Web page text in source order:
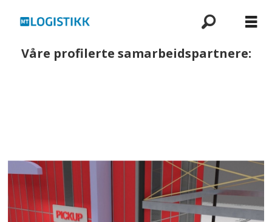
Våre profilerte samarbeidspartnere: